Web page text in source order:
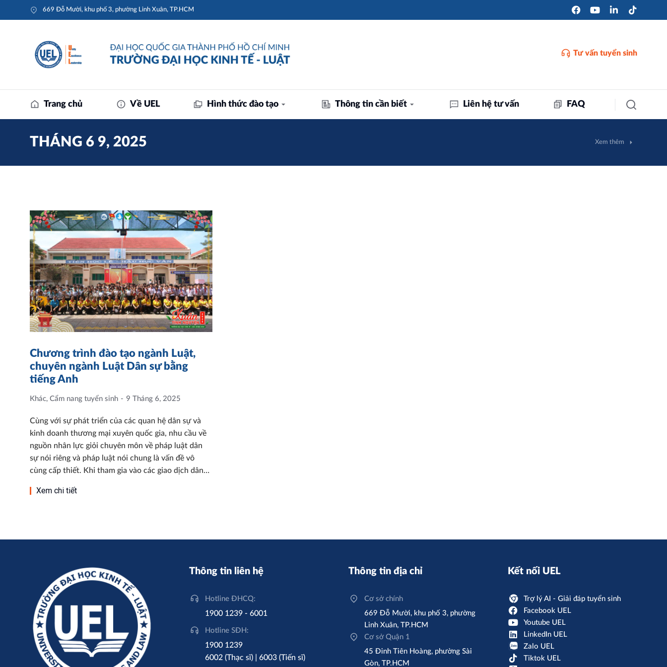
669 Đỗ Mười, khu phố 3, phường Linh Xuân, TP.HCM
Tư vấn tuyển sinh
Trang chủ Về UEL Hình thức đào tạo Thông tin cần biết Liên hệ tư vấn FAQ
THÁNG 6 9, 2025 Xem thêm
Chương trình đào tạo ngành Luật,
chuyên ngành Luật Dân sự bằng
tiếng Anh
Khác, Cẩm nang tuyển sinh 9 Tháng 6, 2025
Cùng với sự phát triển của các quan hệ dân sự và
kinh doanh thương mại xuyên quốc gia, nhu cầu về
nguồn nhân lực giỏi chuyên môn về pháp luật dân
sự nói riêng và pháp luật nói chung là vấn đề vô
cùng cấp thiết. Khi tham gia vào các giao dịch dân…
Xem chi tiết
Thông tin liên hệ
Hotline ĐHCQ:
1900 1239 - 6001
Hotline SĐH:
1900 1239
6002 (Thạc sĩ) | 6003 (Tiến sĩ)
Thông tin địa chỉ
Cơ sở chính
669 Đỗ Mười, khu phố 3, phường
Linh Xuân, TP.HCM
Cơ sở Quận 1
45 Đinh Tiên Hoàng, phường Sài
Gòn, TP.HCM
Kết nối UEL
Trợ lý AI - Giải đáp tuyển sinh
Facebook UEL
Youtube UEL
LinkedIn UEL
Zalo UEL
Tiktok UEL